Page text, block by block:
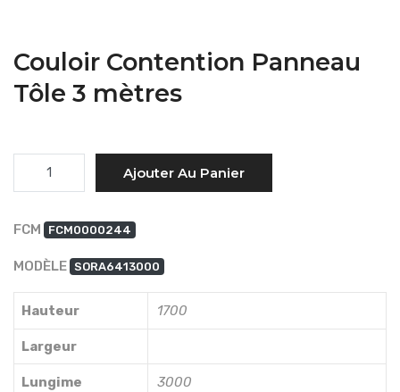
Couloir Contention Panneau
Tôle 3 mètres
Quantité
Ajouter Au Panier
FCM FCM0000244
MODÈLE SORA6413000
Hauteur 1700
Largeur
Lungime 3000